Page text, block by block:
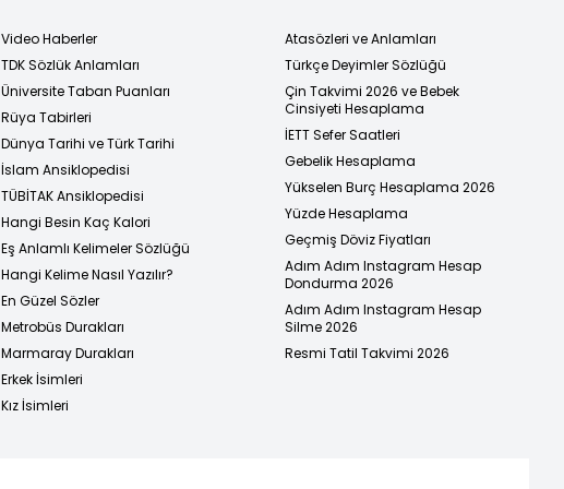
Video Haberler
TDK Sözlük Anlamları
Üniversite Taban Puanları
Rüya Tabirleri
Dünya Tarihi ve Türk Tarihi
İslam Ansiklopedisi
TÜBİTAK Ansiklopedisi
Hangi Besin Kaç Kalori
Eş Anlamlı Kelimeler Sözlüğü
Hangi Kelime Nasıl Yazılır?
En Güzel Sözler
Metrobüs Durakları
Marmaray Durakları
Erkek İsimleri
Kız İsimleri
Atasözleri ve Anlamları
Türkçe Deyimler Sözlüğü
Çin Takvimi 2026 ve Bebek
Cinsiyeti Hesaplama
İETT Sefer Saatleri
Gebelik Hesaplama
Yükselen Burç Hesaplama 2026
Yüzde Hesaplama
Geçmiş Döviz Fiyatları
Adım Adım Instagram Hesap
Dondurma 2026
Adım Adım Instagram Hesap
Silme 2026
Resmi Tatil Takvimi 2026